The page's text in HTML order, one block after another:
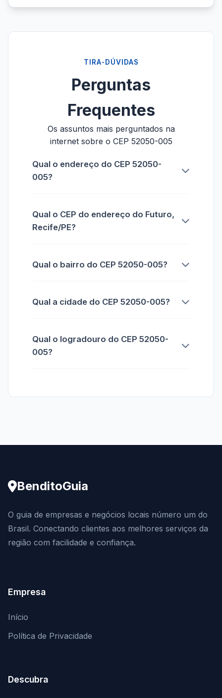
TIRA-DÚVIDAS
Perguntas
Frequentes
Os assuntos mais perguntados na
internet sobre o CEP 52050-005
Qual o endereço do CEP 52050-
005?
Qual o CEP do endereço do Futuro,
Recife/PE?
Qual o bairro do CEP 52050-005?
Qual a cidade do CEP 52050-005?
Qual o logradouro do CEP 52050-
005?
BenditoGuia
O guia de empresas e negócios locais número um do
Brasil. Conectando clientes aos melhores serviços da
região com facilidade e confiança.
Empresa
Início
Política de Privacidade
Descubra